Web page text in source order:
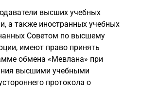
высших учебных
а также иностранных учебных
Советом по высшему
имеют право принять
обмена «Мевлана» при
высшими учебными
протокола о